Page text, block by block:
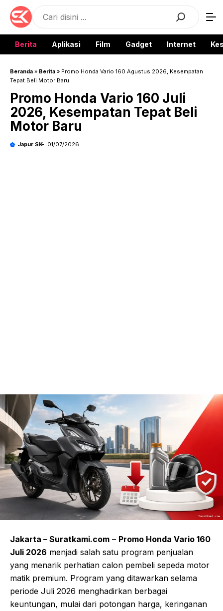
Langsung
Berita Aplikasi Film Gadget Internet
Beranda » Berita » Promo Honda Vario 160 Agustus 2026, Kesempatan
Tepat Beli Motor Baru
Promo Honda Vario 160 Juli
2026, Kesempatan Tepat Beli
Motor Baru
Japur SK 01/07/2026
Jakarta – Suratkami.com – Promo Honda Vario 160
Juli 2026 menjadi salah satu program penjualan
yang menarik perhatian calon pembeli sepeda motor
matik premium. Program yang ditawarkan selama
periode Juli 2026 menghadirkan berbagai
keuntungan, mulai dari potongan harga, keringanan